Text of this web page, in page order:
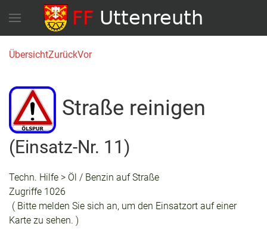
ÜbersichtZurückVor
Straße reinigen
(Einsatz-Nr. 11)
Techn. Hilfe > Öl / Benzin auf Straße
Zugriffe 1026
( Bitte melden Sie sich an, um den Einsatzort auf einer
Karte zu sehen. )